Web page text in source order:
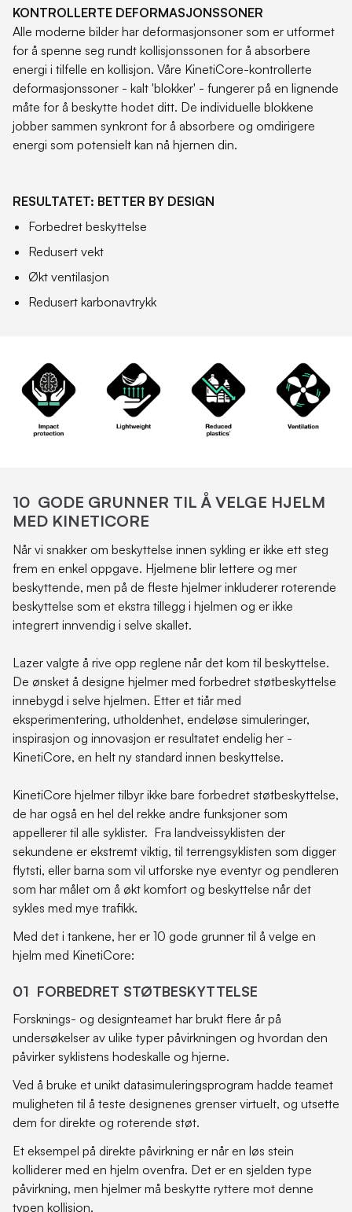
KONTROLLERTE DEFORMASJONSSONER
Alle moderne bilder har deformasjonsoner som er utformet
for å spenne seg rundt kollisjonssonen for å absorbere
energi i tilfelle en kollisjon. Våre KinetiCore-kontrollerte
deformasjonssoner - kalt 'blokker' - fungerer på en lignende
måte for å beskytte hodet ditt. De individuelle blokkene
jobber sammen synkront for å absorbere og omdirigere
energi som potensielt kan nå hjernen din.
RESULTATET: BETTER BY DESIGN
Forbedret beskyttelse
Redusert vekt
Økt ventilasjon
Redusert karbonavtrykk
10 GODE GRUNNER TIL Å VELGE HJELM
MED KINETICORE
Når vi snakker om beskyttelse innen sykling er ikke ett steg
frem en enkel oppgave. Hjelmene blir lettere og mer
beskyttende, men på de fleste hjelmer inkluderer roterende
beskyttelse som et ekstra tillegg i hjelmen og er ikke
integrert innvendig i selve skallet.
Lazer valgte å rive opp reglene når det kom til beskyttelse.
De ønsket å designe hjelmer med forbedret støtbeskyttelse
innebygd i selve hjelmen. Etter et tiår med
eksperimentering, utholdenhet, endeløse simuleringer,
inspirasjon og innovasjon er resultatet endelig her -
KinetiCore, en helt ny standard innen beskyttelse.
KinetiCore hjelmer tilbyr ikke bare forbedret støtbeskyttelse,
de har også en hel del rekke andre funksjoner som
appellerer til alle syklister. Fra landveissyklisten der
sekundene er ekstremt viktig, til terrengsyklisten som digger
flytsti, eller barna som vil utforske nye eventyr og pendleren
som har målet om å økt komfort og beskyttelse når det
sykles med mye trafikk.
Med det i tankene, her er 10 gode grunner til å velge en
hjelm med KinetiCore:
01 FORBEDRET STØTBESKYTTELSE
Forsknings- og designteamet har brukt flere år på
undersøkelser av ulike typer påvirkningen og hvordan den
påvirker syklistens hodeskalle og hjerne.
Ved å bruke et unikt datasimuleringsprogram hadde teamet
muligheten til å teste designenes grenser virtuelt, og utsette
dem for direkte og roterende støt.
Et eksempel på direkte påvirkning er når en løs stein
kolliderer med en hjelm ovenfra. Det er en sjelden type
påvirkning, men hjelmer må beskytte ryttere mot denne
typen kollisjon.